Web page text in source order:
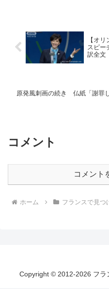
【オ
スピー
訳全文
原発風刺画の続き 仏紙「謝罪し
コメント
コメント
ホーム フランスで見つ
Copyright © 2012-2026 フラ